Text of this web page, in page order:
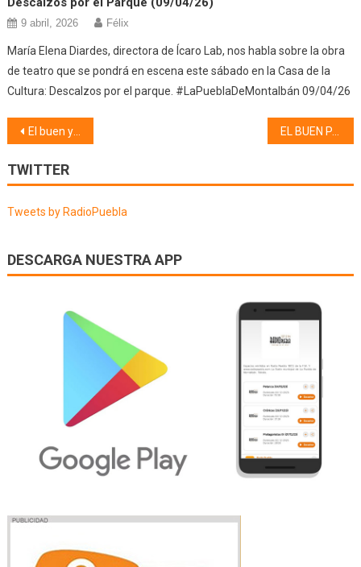
9 abril, 2026 Félix
María Elena Diardes, directora de Ícaro Lab, nos habla sobre la obra
de teatro que se pondrá en escena este sábado en la Casa de la
Cultura: Descalzos por el parque. #LaPueblaDeMontalbán 09/04/26
Navegación
de
entradas
El buen yantar (16/11/22) EL BUEN PAN (16/11/22)
TWITTER
Tweets by RadioPuebla
DESCARGA NUESTRA APP